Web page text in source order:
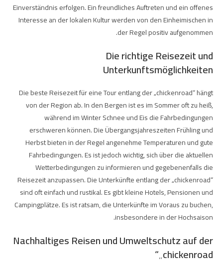
Einverständnis erfolgen. Ein freundliches Auftreten und ein offenes
Interesse an der lokalen Kultur werden von den Einheimischen in
der Regel positiv aufgenommen.
Die richtige Reisezeit und
Unterkunftsmöglichkeiten
Die beste Reisezeit für eine Tour entlang der „chickenroad“ hängt
von der Region ab. In den Bergen ist es im Sommer oft zu heiß,
während im Winter Schnee und Eis die Fahrbedingungen
erschweren können. Die Übergangsjahreszeiten Frühling und
Herbst bieten in der Regel angenehme Temperaturen und gute
Fahrbedingungen. Es ist jedoch wichtig, sich über die aktuellen
Wetterbedingungen zu informieren und gegebenenfalls die
Reisezeit anzupassen. Die Unterkünfte entlang der „chickenroad“
sind oft einfach und rustikal. Es gibt kleine Hotels, Pensionen und
Campingplätze. Es ist ratsam, die Unterkünfte im Voraus zu buchen,
insbesondere in der Hochsaison.
Nachhaltiges Reisen und Umweltschutz auf der
„chickenroad“